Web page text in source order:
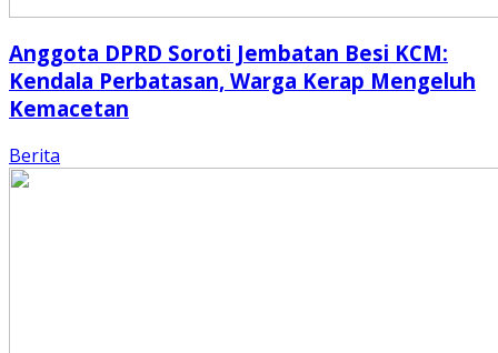
Anggota DPRD Soroti Jembatan Besi KCM:
Kendala Perbatasan, Warga Kerap Mengeluh
Kemacetan
Berita